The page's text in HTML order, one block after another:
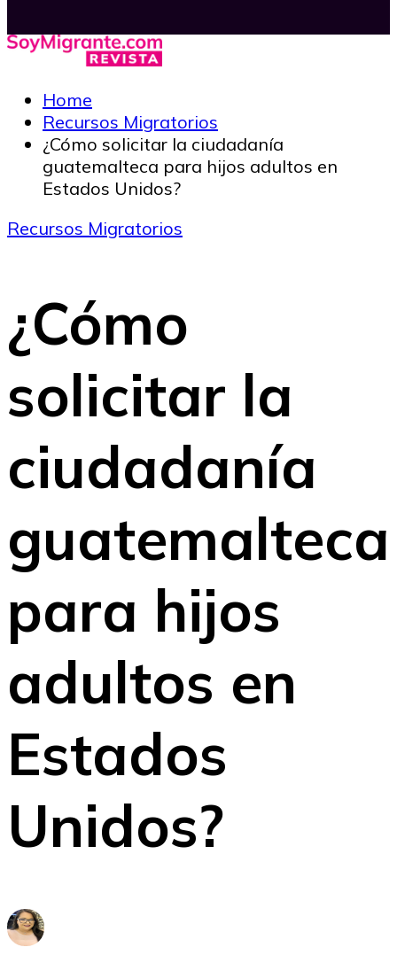
Home
Recursos Migratorios
¿Cómo solicitar la ciudadanía
guatemalteca para hijos adultos en
Estados Unidos?
Recursos Migratorios
¿Cómo
solicitar la
ciudadanía
guatemalteca
para hijos
adultos en
Estados
Unidos?